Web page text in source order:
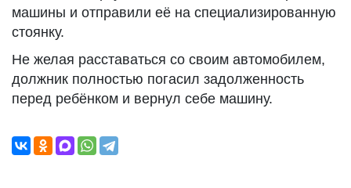
машины и отправили её на специализированную
стоянку.
Не желая расставаться со своим автомобилем,
должник полностью погасил задолженность
перед ребёнком и вернул себе машину.